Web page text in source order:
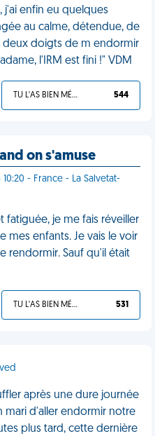
j'ai enfin eu quelques
au calme, détendue, de
deux doigts de m endormir
l'IRM est fini !" VDM
TU L'AS BIEN MÉRITÉ 544
on s'amuse
- France - La Salvetat-
fatiguée, je me fais réveiller
mes enfants. Je vais le voir
rendormir. Sauf qu'il était
TU L'AS BIEN MÉRITÉ 531
après une dure journée
mari d'aller endormir notre
plus tard, cette dernière